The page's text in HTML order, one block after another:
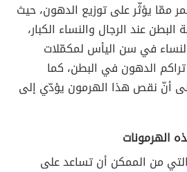
ممّا يؤثّر على توزيع الدهون، حيث
عند الرجال والنساء الكبار،
في سن اليأس لمكمّلات
الدهون في البطن، كما
أنّ نقص هذا الهرمون يؤدّي إلى
الهرمونات
من الممكن أن تساعد على